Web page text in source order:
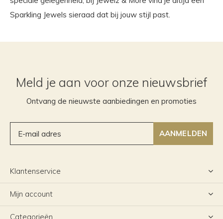
Sparkling Jewels sieraad dat bij jouw stijl past.
Meld je aan voor onze nieuwsbrief
Ontvang de nieuwste aanbiedingen en promoties
AANMELDEN
Klantenservice
Mijn account
Categorieën